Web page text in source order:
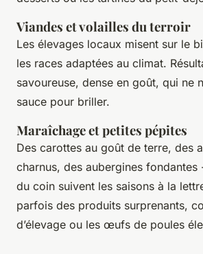
Viandes et volailles du terroir
Les élevages locaux misent sur le
les races adaptées au climat.
savoureuse, dense en goût, qui ne
sauce pour briller.
Maraîchage et petites pépites
Des carottes au goût de terre, des
charnus, des aubergines fondantes
du coin suivent les saisons à la
parfois des produits surprenants,
d’élevage ou les œufs de poules